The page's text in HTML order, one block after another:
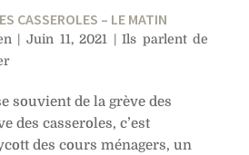
CASSEROLES – LE MATIN
| Juin 11, 2021 |Ils parlent de
souvient de la grève des
des casseroles, c’est
des cours ménagers, un